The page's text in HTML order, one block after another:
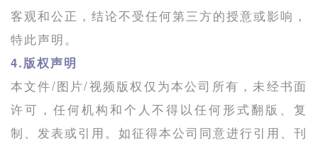
客观和公正，结论不受任何第三方的授意或影响，
特此声明。
4.版权声明
本文件/图片/视频版权仅为本公司所有，未经书面
许可，任何机构和个人不得以任何形式翻版、复
制、发表或引用。如征得本公司同意进行引用、刊